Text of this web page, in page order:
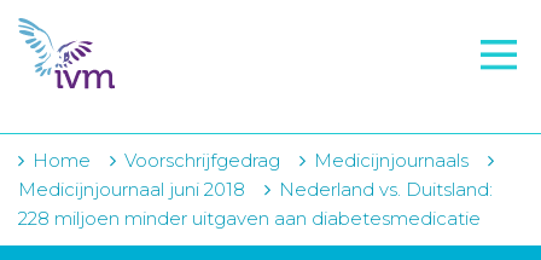
VMI
FTO voorbereiding
IVM-academie
Zorginstellingen
Home Voorschrijfgedrag
Medicijnjournaals
Medicijnjournaal juni 2018
Nederland vs. Duitsland:
228 miljoen minder uitgaven aan diabetesmedicatie